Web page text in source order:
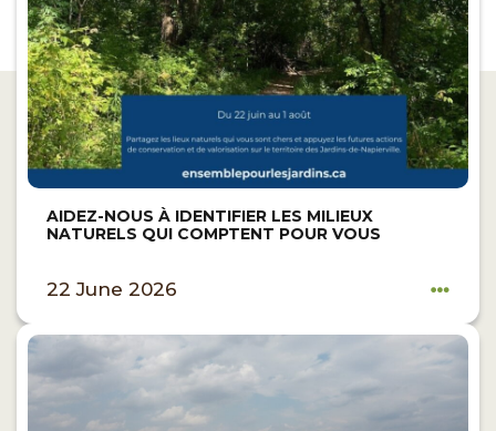
AIDEZ-NOUS À IDENTIFIER LES MILIEUX
NATURELS QUI COMPTENT POUR VOUS
22 June 2026